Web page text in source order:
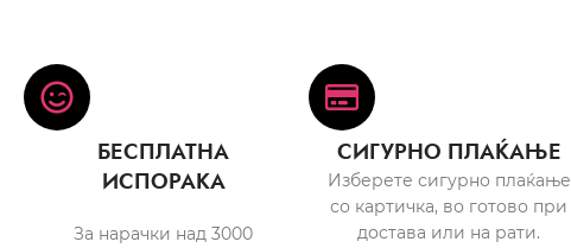
БЕСПЛАТНА
ИСПОРАКА
За нарачки над 3000
СИГУРНО ПЛАЌАЊЕ
Изберете сигурно плаќање
со картичка, во готово при
достава или на рати.